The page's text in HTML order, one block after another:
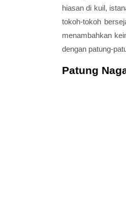
hiasan di kuil,
tokoh-tokoh
menambahkan
dengan patung-
Patung